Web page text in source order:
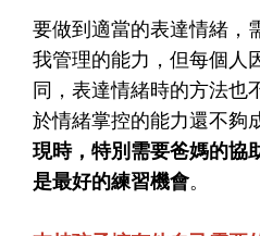
要做到適當的表達情緒，
我管理的能力，但每個人
同，表達情緒時的方法也
於情緒掌控的能力還不夠
現時，特別需要爸媽的協
是最好的練習機會。